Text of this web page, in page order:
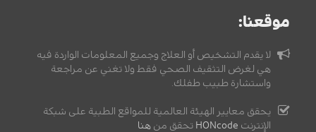
موقعنا:
لا يقدم التشخيص أو العلاج وجميع المعلومات الواردة فيه
هي لغرض التثقيف الصحي فقط ولا تغني عن مراجعة
واستشارة طبيب طفلك.
يحقق معايير الهيئة العالمية للمواقع الطبية على شبكة
الإنترنت HONcode تحقق من هنا